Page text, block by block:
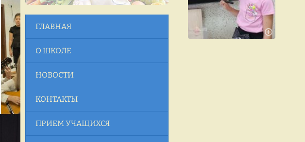
ГЛАВНАЯ
О ШКОЛЕ
НОВОСТИ
КОНТАКТЫ
ПРИЕМ УЧАЩИХСЯ